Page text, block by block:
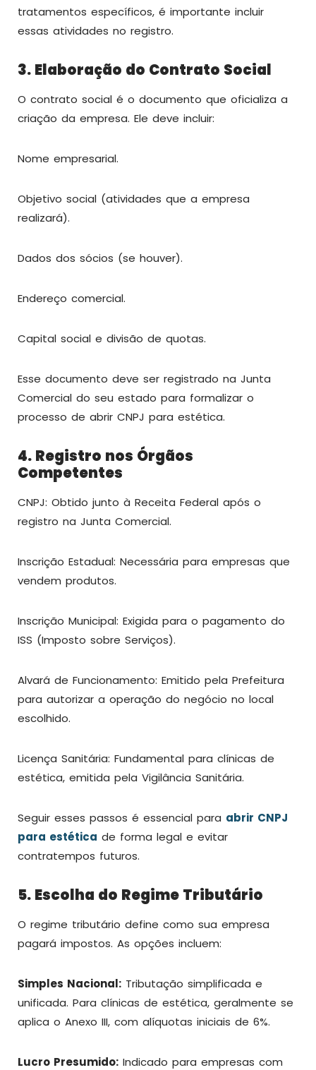
tratamentos específicos, é importante incluir
essas atividades no registro.
3. Elaboração do Contrato Social
O contrato social é o documento que oficializa a
criação da empresa. Ele deve incluir:
Nome empresarial.
Objetivo social (atividades que a empresa
realizará).
Dados dos sócios (se houver).
Endereço comercial.
Capital social e divisão de quotas.
Esse documento deve ser registrado na Junta
Comercial do seu estado para formalizar o
processo de abrir CNPJ para estética.
4. Registro nos Órgãos
Competentes
CNPJ: Obtido junto à Receita Federal após o
registro na Junta Comercial.
Inscrição Estadual: Necessária para empresas que
vendem produtos.
Inscrição Municipal: Exigida para o pagamento do
ISS (Imposto sobre Serviços).
Alvará de Funcionamento: Emitido pela Prefeitura
para autorizar a operação do negócio no local
escolhido.
Licença Sanitária: Fundamental para clínicas de
estética, emitida pela Vigilância Sanitária.
Seguir esses passos é essencial para abrir CNPJ
para estética de forma legal e evitar
contratempos futuros.
5. Escolha do Regime Tributário
O regime tributário define como sua empresa
pagará impostos. As opções incluem:
Simples Nacional: Tributação simplificada e
unificada. Para clínicas de estética, geralmente se
aplica o Anexo III, com alíquotas iniciais de 6%.
Lucro Presumido: Indicado para empresas com